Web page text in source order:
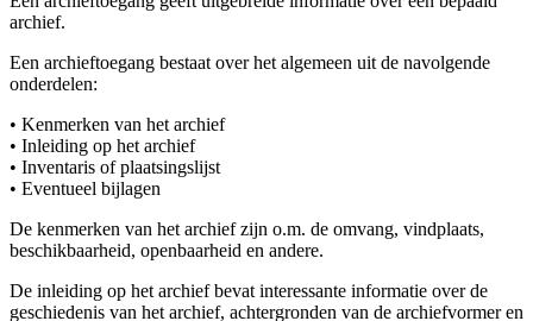
archief.
Een archieftoegang bestaat over het algemeen uit de navolgende
onderdelen:
• Kenmerken van het archief
• Inleiding op het archief
• Inventaris of plaatsingslijst
• Eventueel bijlagen
De kenmerken van het archief zijn o.m. de omvang, vindplaats,
beschikbaarheid, openbaarheid en andere.
De inleiding op het archief bevat interessante informatie over de
geschiedenis van het archief, achtergronden van de archiefvormer en